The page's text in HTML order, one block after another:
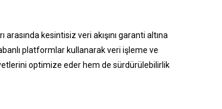
kesintisiz veri akışını garanti altına
platformlar kullanarak veri işleme ve
optimize eder hem de sürdürülebilirlik